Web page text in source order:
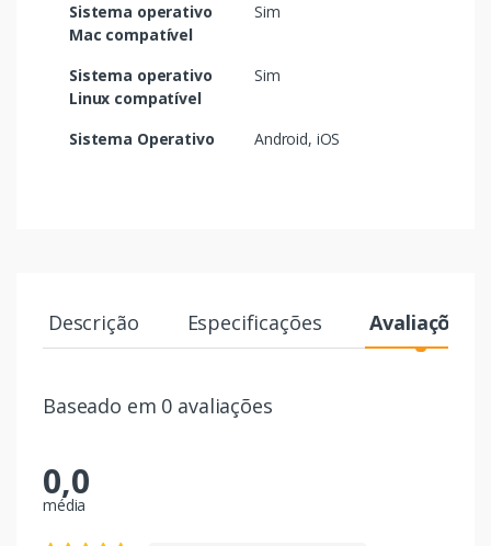
Sistema operativo
Mac compatível
Sim
Sistema operativo
Linux compatível
Sim
Sistema Operativo Android, iOS
Descrição Especificações Avaliações
Baseado em 0 avaliações
0,0
média